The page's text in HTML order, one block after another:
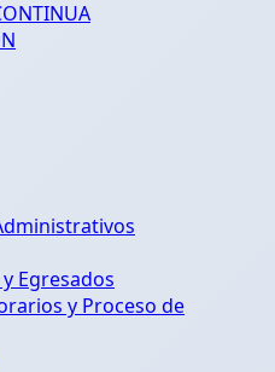
Egresados
y Proceso de